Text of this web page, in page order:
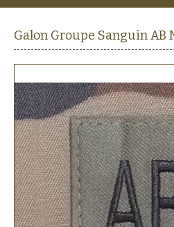
Galon Groupe Sanguin AB